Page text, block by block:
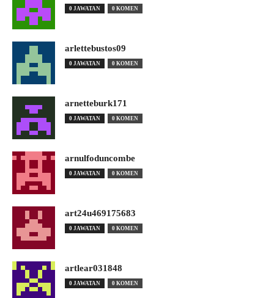
0 JAWATAN 0 KOMEN
arlettebustos09
0 JAWATAN 0 KOMEN
arnetteburk171
0 JAWATAN 0 KOMEN
arnulfoduncombe
0 JAWATAN 0 KOMEN
art24u469175683
0 JAWATAN 0 KOMEN
artlear031848
0 JAWATAN 0 KOMEN